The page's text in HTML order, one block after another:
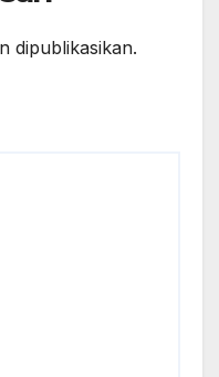
dipublikasikan.